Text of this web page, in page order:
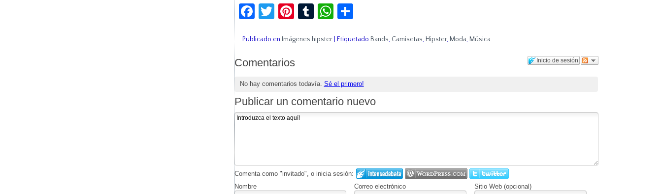
Facebook
Twitter
Pinterest
TumblrWhatsApp
Compartir
Publicado en Imágenes hipster| Etiquetado Bands, Camisetas, Hipster, Moda, Música
Inicio de sesión
Comentarios
No hay comentarios todavía. Sé el primero!
Publicar un comentario nuevo
Comenta como "invitado", o inicia sesión:
Nombre
Correo electrónico Sitio Web (opcional)